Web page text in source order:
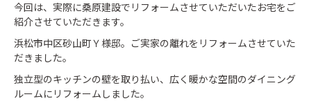
今回は、実際に桑原建設でリフォームさせていただいたお宅をご
紹介させていただきます。
浜松市中区砂山町Ｙ様邸。 ご実家の離れをリフォームさせていた
だきました。
独立型のキッチンの壁を取り払い、広く暖かな空間のダイニング
ルームにリフォームしました。